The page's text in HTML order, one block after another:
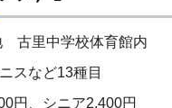
古里中学校体育館内
スなど13種目
円、シニア2,400円